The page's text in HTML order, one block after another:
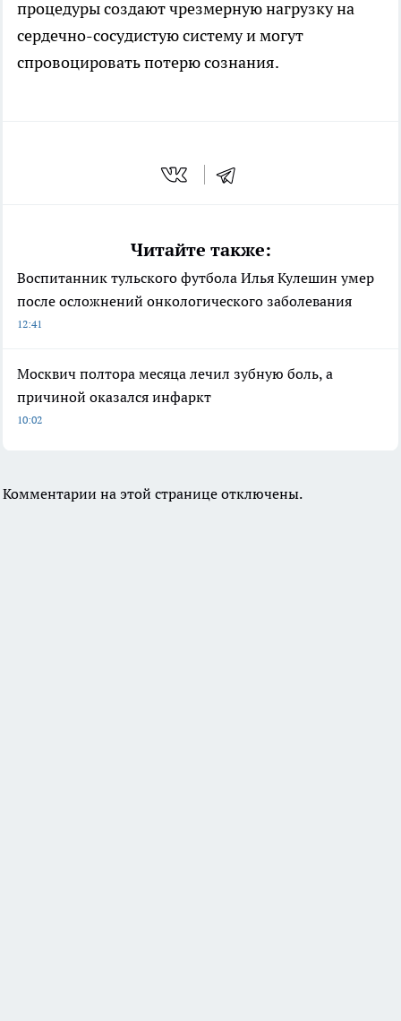
процедуры создают чрезмерную нагрузку на
сердечно-сосудистую систему и могут
спровоцировать потерю сознания.
Читайте также:
Воспитанник тульского футбола Илья Кулешин умер
после осложнений онкологического заболевания
12:41
Москвич полтора месяца лечил зубную боль, а
причиной оказался инфаркт
10:02
Комментарии на этой странице отключены.